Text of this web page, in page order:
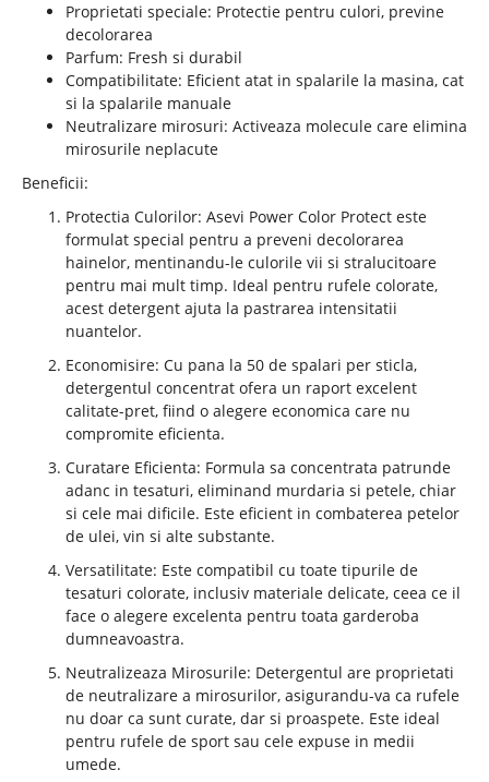
Proprietati speciale: Protectie pentru culori, previne
decolorarea
Parfum: Fresh si durabil
Compatibilitate: Eficient atat in spalarile la masina, cat
si la spalarile manuale
Neutralizare mirosuri: Activeaza molecule care elimina
mirosurile neplacute
Beneficii:
Protectia Culorilor: Asevi Power Color Protect este
formulat special pentru a preveni decolorarea
hainelor, mentinandu-le culorile vii si stralucitoare
pentru mai mult timp. Ideal pentru rufele colorate,
acest detergent ajuta la pastrarea intensitatii
nuantelor.
Economisire: Cu pana la 50 de spalari per sticla,
detergentul concentrat ofera un raport excelent
calitate-pret, fiind o alegere economica care nu
compromite eficienta.
Curatare Eficienta: Formula sa concentrata patrunde
adanc in tesaturi, eliminand murdaria si petele, chiar
si cele mai dificile. Este eficient in combaterea petelor
de ulei, vin si alte substante.
Versatilitate: Este compatibil cu toate tipurile de
tesaturi colorate, inclusiv materiale delicate, ceea ce il
face o alegere excelenta pentru toata garderoba
dumneavoastra.
Neutralizeaza Mirosurile: Detergentul are proprietati
de neutralizare a mirosurilor, asigurandu-va ca rufele
nu doar ca sunt curate, dar si proaspete. Este ideal
pentru rufele de sport sau cele expuse in medii
umede.